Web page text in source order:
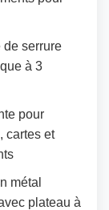
de serrure
à 3
pour
cartes et
métal
plateau à